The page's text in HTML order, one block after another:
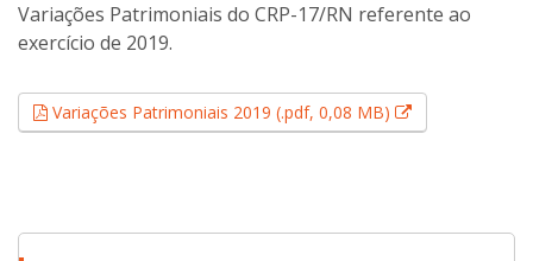
Variações Patrimoniais do CRP-17/RN referente ao
exercício de 2019.
Variações Patrimoniais 2019 (.pdf, 0,08 MB) Esse link